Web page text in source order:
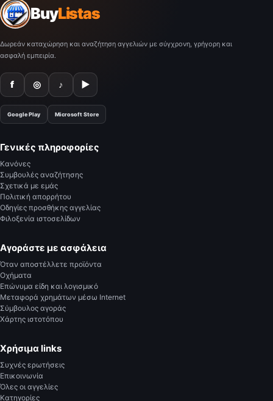
BuyListas
Δωρεάν καταχώρηση και αναζήτηση αγγελιών με σύγχρονη, γρήγορη και
ασφαλή εμπειρία.
f ◎ ♪ ▶
Google Play Microsoft Store
Γενικές πληροφορίες
Κανόνες
Συμβουλές αναζήτησης
Σχετικά με εμάς
Πολιτική απορρήτου
Οδηγίες προσθήκης αγγελίας
Φιλοξενία ιστοσελίδων
Αγοράστε με ασφάλεια
Όταν αποστέλλετε προϊόντα
Οχήματα
Επώνυμα είδη και λογισμικό
Μεταφορά χρημάτων μέσω Internet
Σύμβουλος αγοράς
Χάρτης ιστοτόπου
Χρήσιμα links
Συχνές ερωτήσεις
Επικοινωνία
Όλες οι αγγελίες
Κατηγορίες